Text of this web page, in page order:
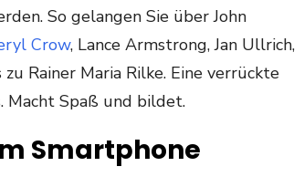
So gelangen Sie über John
Crow, Lance Armstrong, Jan Ullrich,
Rainer Maria Rilke. Eine verrückte
Macht Spaß und bildet.
Smartphone